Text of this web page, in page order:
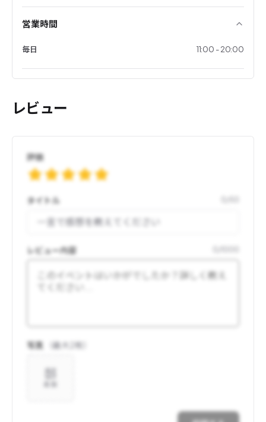
営業時間
毎日 11:00 - 20:00
レビュー
評価
タイトル
レビュー内容
写真 （最大 枚）